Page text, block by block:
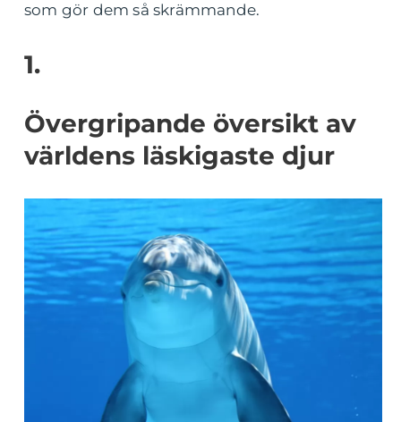
som gör dem så skrämmande.
1.
Övergripande översikt av
världens läskigaste djur